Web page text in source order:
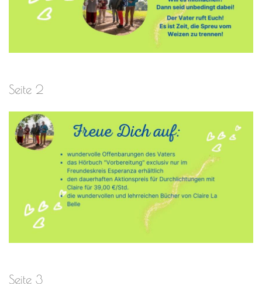
Seite 2
Seite 3